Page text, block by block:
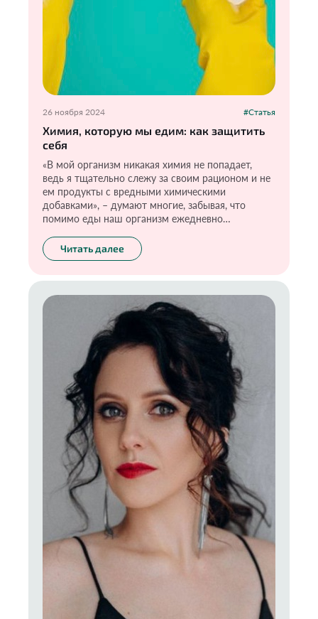
26 ноября 2024 #Статья
Химия, которую мы едим: как защитить
себя
«В мой организм никакая химия не попадает,
ведь я тщательно слежу за своим рационом и не
ем продукты с вредными химическими
добавками», – думают многие, забывая, что
помимо еды наш организм ежедневно
Читать далее